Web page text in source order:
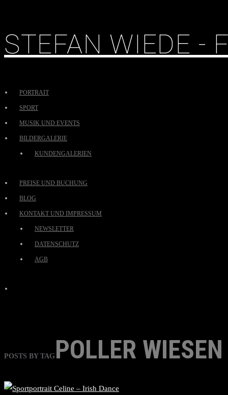
STEFAN WIEDE -
PORTRAIT
SPORT
MUSIK UND EVENTS
BILDERGALERIE
KUNDENGALERIEN
PREISE UND BUCHUNG
BLOG
KONTAKT UND IMPRESSUM
NEWSLETTER
DATENSCHUTZ
AGB
POSTS BY TAG POLLER WIESEN